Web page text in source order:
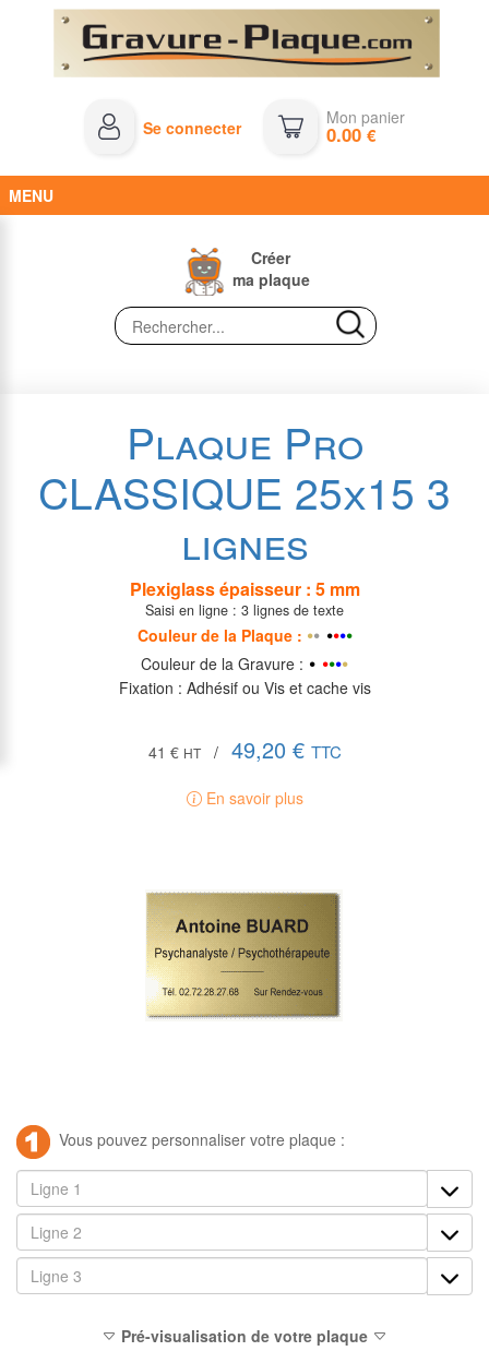
Se connecter Mon panier
0.00€
MENU
Créer
ma plaque
Plaque Pro
CLASSIQUE 25x15 3
lignes
Plexiglass épaisseur : 5 mm
Saisi en ligne : 3 lignes de texte
Couleur de la Plaque : ••• ••••
Couleur de la Gravure : • ••••
Fixation : Adhésif ou Vis et cache vis
41 € HT / 49,20 € TTC
En savoir plus
Vous pouvez personnaliser votre plaque :
Pré-visualisation de votre plaque